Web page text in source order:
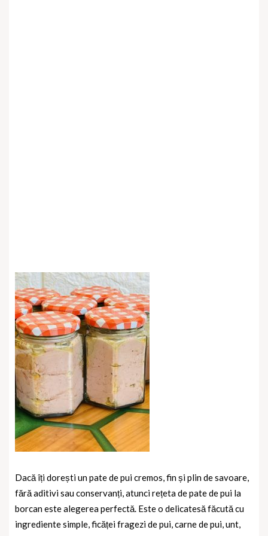
Dacă îți dorești un pate de pui cremos, fin și plin de savoare,
fără aditivi sau conservanți, atunci rețeta depate de pui la
borcaneste alegerea perfectă. Este o delicatesă făcută cu
ingrediente simple, ficăței fragezi de pui, carne de pui, unt,